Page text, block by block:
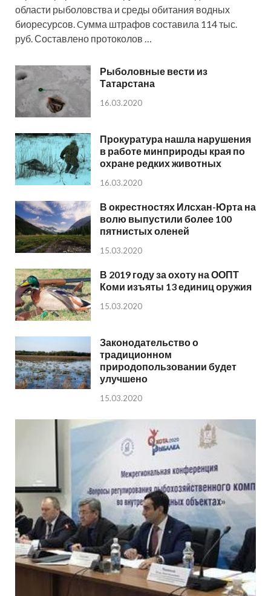
области рыболовства и среды обитания водных
биоресурсов. Cумма штрафов составила 114 тыс.
руб. Составлено протоколов …
Рыболовные вести из
Татарстана
16.03.2020
Прокуратура нашла нарушения
в работе минприроды края по
охране редких животных
16.03.2020
В окрестностях Илсхан-Юрта на
волю выпустили более 100
пятнистых оленей
15.03.2020
В 2019 году за охоту на ООПТ
Коми изъяты 13 единиц оружия
15.03.2020
Законодательство о
традиционном
природопользовании будет
улучшено
15.03.2020